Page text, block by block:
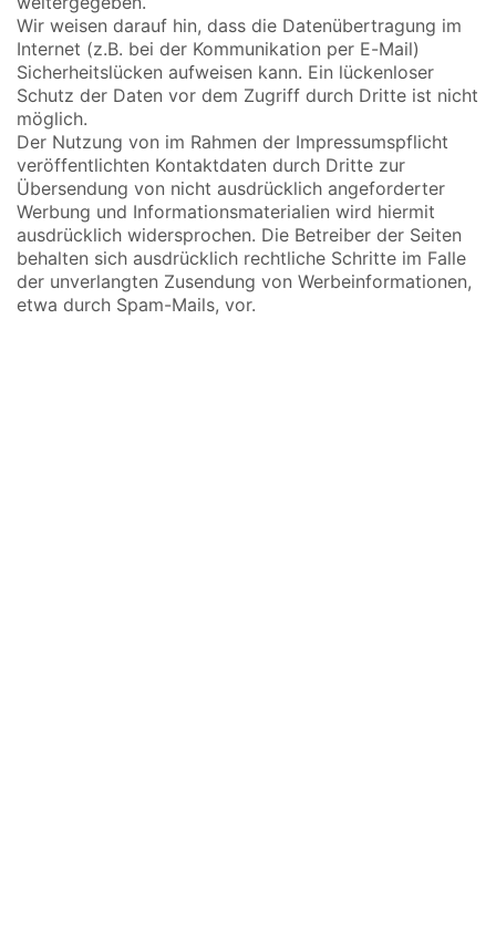
Wir weisen darauf hin, dass die Datenübertragung im
Internet (z.B. bei der Kommunikation per E-Mail)
Sicherheitslücken aufweisen kann. Ein lückenloser
Schutz der Daten vor dem Zugriff durch Dritte ist nicht
möglich.
Der Nutzung von im Rahmen der Impressumspflicht
veröffentlichten Kontaktdaten durch Dritte zur
Übersendung von nicht ausdrücklich angeforderter
Werbung und Informationsmaterialien wird hiermit
ausdrücklich widersprochen. Die Betreiber der Seiten
behalten sich ausdrücklich rechtliche Schritte im Falle
der unverlangten Zusendung von Werbeinformationen,
etwa durch Spam-Mails, vor.